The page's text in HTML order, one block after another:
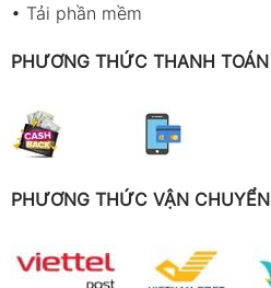
• Tải phần mềm
PHƯƠNG THỨC THANH TOÁN
PHƯƠNG THỨC VẬN CHUYỂN